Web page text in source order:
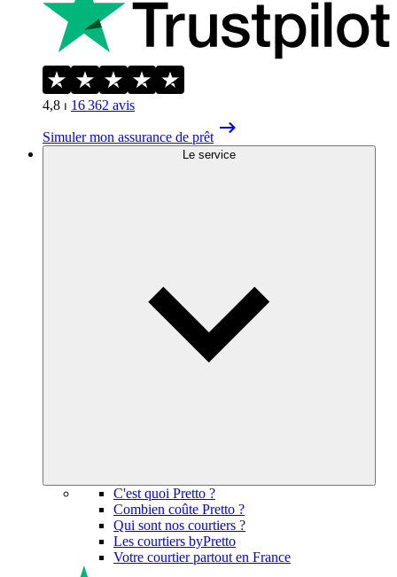
4,8 ⏐ 16 362 avis
Simuler mon assurance de prêt
Le service
C'est quoi Pretto ?
Combien coûte Pretto ?
Qui sont nos courtiers ?
Les courtiers byPretto
Votre courtier partout en France